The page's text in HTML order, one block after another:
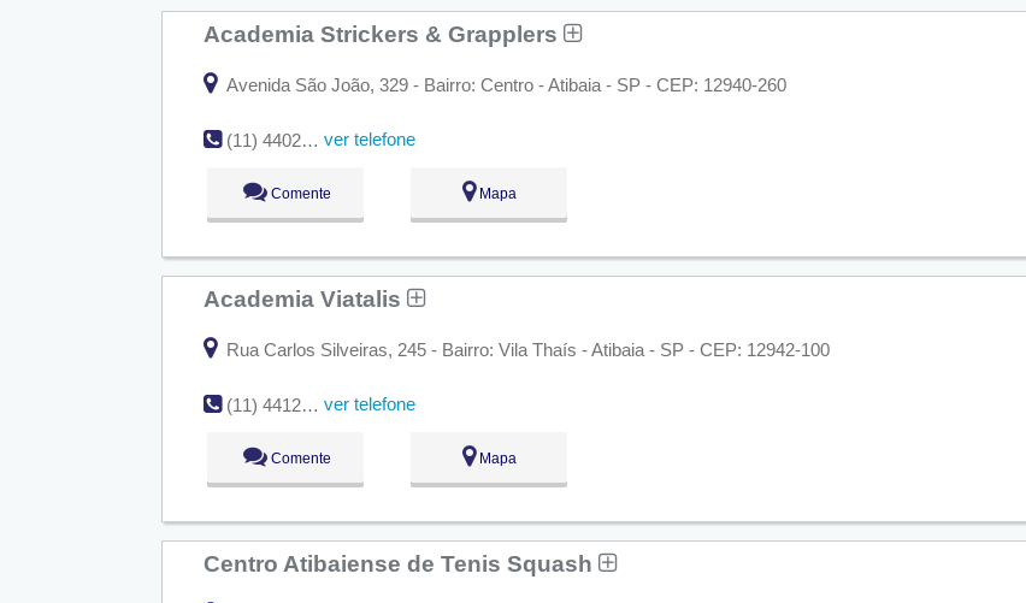
Academia Strickers & Grapplers
Avenida São João, 329 - Bairro: Centro - Atibaia - SP - CEP: 12940-260
(11) 4402-3743 ver telefone
Comente Mapa
Academia Viatalis
Rua Carlos Silveiras, 245 - Bairro: Vila Thaís - Atibaia - SP - CEP: 12942-100
(11) 4412-0295 ver telefone
Comente Mapa
Centro Atibaiense de Tenis Squash